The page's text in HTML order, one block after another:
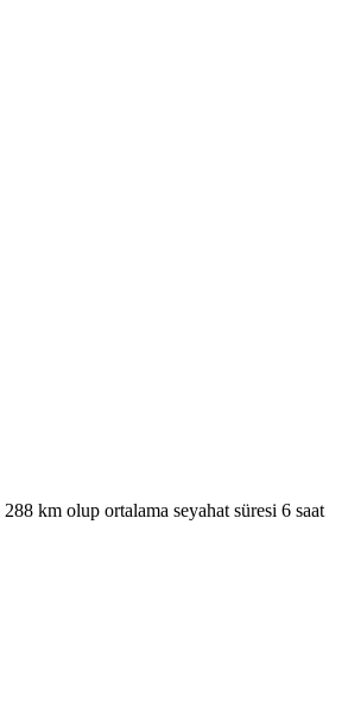
km olup ortalama seyahat süresi 6 saat